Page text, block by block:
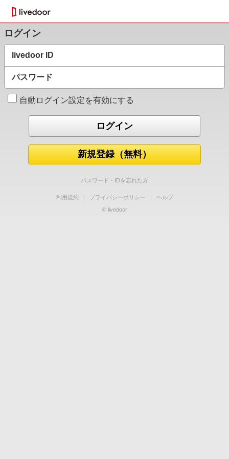
ログイン
livedoor ID
パスワード
自動ログイン設定を有効にする
新規登録（無料）
パスワード・IDを忘れた方
利用規約 ｜ プライバシーポリシー ｜
ヘルプ
© livedoor